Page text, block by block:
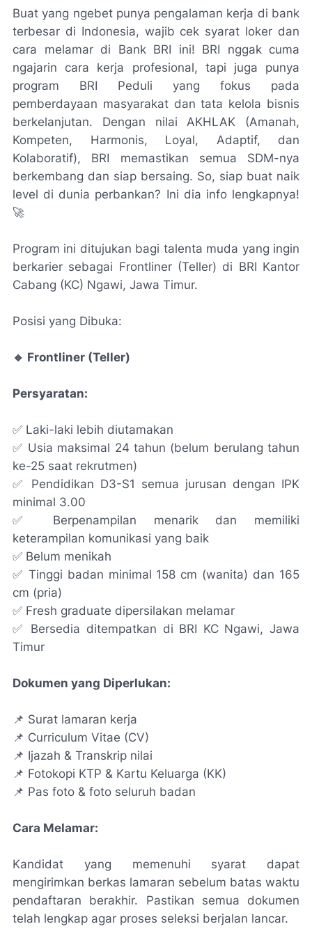
Buat yang ngebet punya pengalaman kerja di bank
terbesar di Indonesia, wajib cek syarat loker dan
cara melamar di Bank BRI ini! BRI nggak cuma
ngajarin cara kerja profesional, tapi juga punya
program BRI Peduli yang fokus pada
pemberdayaan masyarakat dan tata kelola bisnis
berkelanjutan. Dengan nilai AKHLAK (Amanah,
Kompeten, Harmonis, Loyal, Adaptif, dan
Kolaboratif), BRI memastikan semua SDM-nya
berkembang dan siap bersaing. So, siap buat naik
level di dunia perbankan? Ini dia info lengkapnya!
🚀
Program ini ditujukan bagi talenta muda yang ingin
berkarier sebagai Frontliner (Teller) di BRI Kantor
Cabang (KC) Ngawi, Jawa Timur.
Posisi yang Dibuka:
🔹 Frontliner (Teller)
Persyaratan:
✅ Laki-laki lebih diutamakan
✅ Usia maksimal 24 tahun (belum berulang tahun
ke-25 saat rekrutmen)
✅ Pendidikan D3-S1 semua jurusan dengan IPK
minimal 3.00
✅ Berpenampilan menarik dan memiliki
keterampilan komunikasi yang baik
✅ Belum menikah
✅ Tinggi badan minimal 158 cm (wanita) dan 165
cm (pria)
✅ Fresh graduate dipersilakan melamar
✅ Bersedia ditempatkan di BRI KC Ngawi, Jawa
Timur
Dokumen yang Diperlukan:
📌 Surat lamaran kerja
📌 Curriculum Vitae (CV)
📌 Ijazah & Transkrip nilai
📌 Fotokopi KTP & Kartu Keluarga (KK)
📌 Pas foto & foto seluruh badan
Cara Melamar:
Kandidat yang memenuhi syarat dapat
mengirimkan berkas lamaran sebelum batas waktu
pendaftaran berakhir. Pastikan semua dokumen
telah lengkap agar proses seleksi berjalan lancar.